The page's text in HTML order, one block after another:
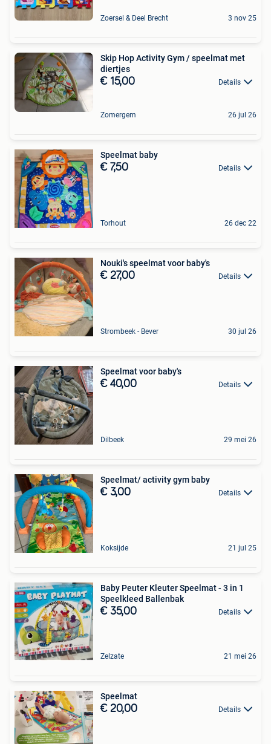
Zoersel & Deel Brecht 3 nov 25
Skip Hop Activity Gym / speelmat met
diertjes
€ 15,00 Details
Zomergem 26 jul 26
Speelmat baby
€ 7,50 Details
Torhout 26 dec 22
Nouki's speelmat voor baby's
€ 27,00 Details
Strombeek - Bever 30 jul 26
Speelmat voor baby's
€ 40,00 Details
Dilbeek 29 mei 26
Speelmat/ activity gym baby
€ 3,00 Details
Koksijde 21 jul 25
Baby Peuter Kleuter Speelmat - 3 in 1
Speelkleed Ballenbak
€ 35,00 Details
Zelzate 21 mei 26
Speelmat
€ 20,00 Details